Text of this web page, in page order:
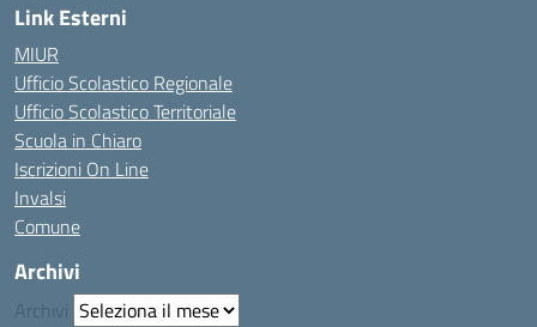
Link Esterni
MIUR
Ufficio Scolastico Regionale
Ufficio Scolastico Territoriale
Scuola in Chiaro
Iscrizioni On Line
Invalsi
Comune
Archivi
Archivi